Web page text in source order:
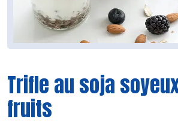
Trifle au soja
fruits